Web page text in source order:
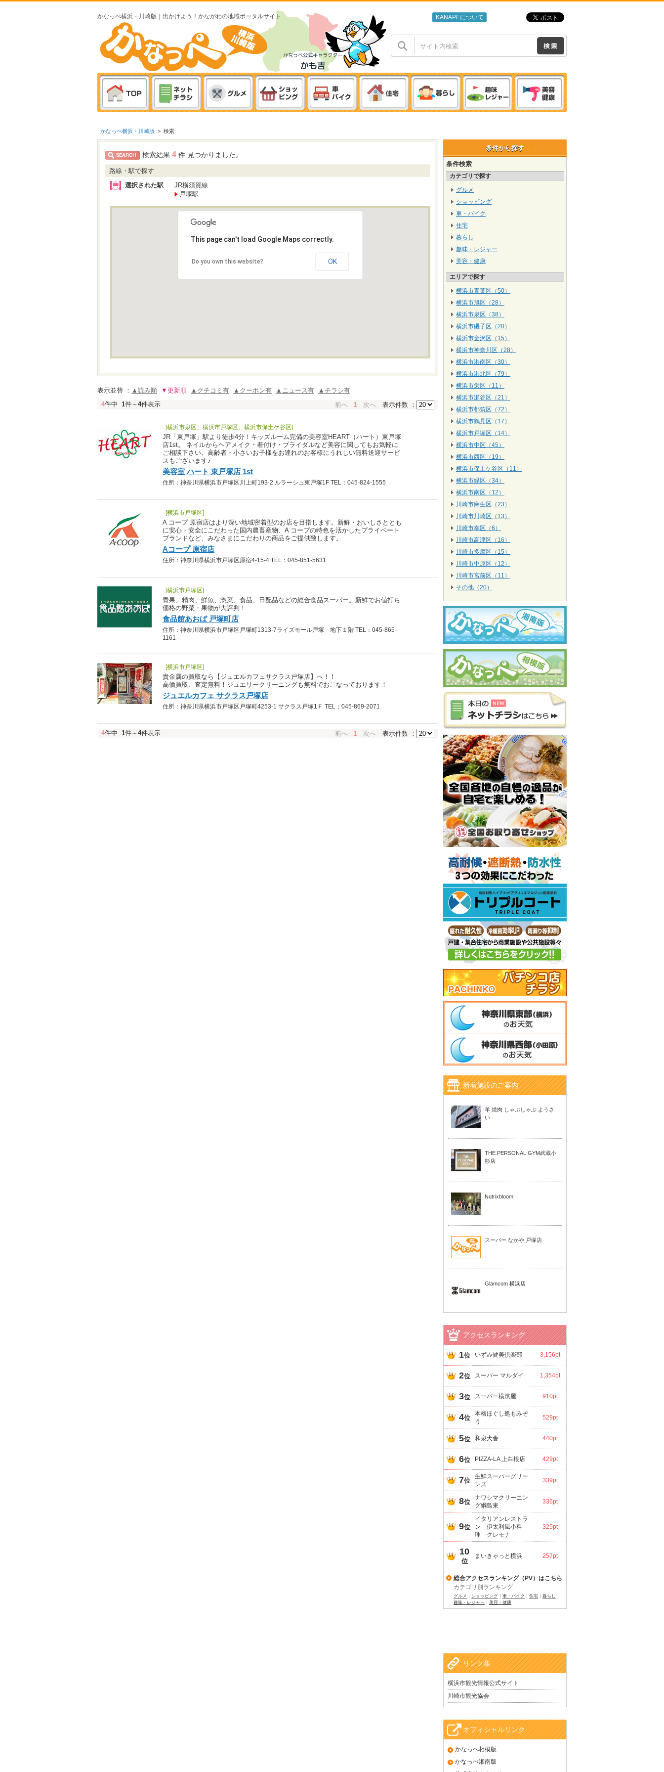
かなっぺ横浜・川崎版｜出かけよう！かながわの地域ポータルサイト KANAPEについて
かなっぺ横浜・川崎版 > 検索
条件から探す
条件検索
カテゴリで探す
グルメ
ショッピング
車・バイク
住宅
暮らし
趣味・レジャー
美容・健康
エリアで探す
横浜市青葉区（50）
横浜市旭区（28）
横浜市泉区（38）
横浜市磯子区（20）
横浜市金沢区（15）
横浜市神奈川区（28）
横浜市港南区（30）
横浜市港北区（79）
横浜市栄区（11）
横浜市瀬谷区（21）
横浜市都筑区（72）
横浜市鶴見区（17）
横浜市戸塚区（14）
横浜市中区（45）
横浜市西区（19）
横浜市保土ケ谷区（11）
横浜市緑区（34）
横浜市南区（12）
川崎市麻生区（23）
川崎市川崎区（13）
川崎市幸区（6）
川崎市高津区（16）
川崎市多摩区（15）
川崎市中原区（12）
川崎市宮前区（11）
その他（20）
新着施設のご案内
羊 焼肉 しゃぶしゃぶ ようさ
い
THE PERSONAL GYM武蔵小
杉店
Nutrixbloom
スーパー なかや 戸塚店
Glamcom 横浜店
アクセスランキング
1位 いずみ健美倶楽部 3,156pt
2位 スーパー マルダイ 1,354pt
3位 スーパー横濱屋 910pt
4位
本格ほぐし処もみぞ
う
529pt
5位 和泉犬舎 440pt
6位 PIZZA-LA 上白根店 429pt
7位
生鮮スーパーグリー
ンズ
339pt
8位
ナワシマクリーニン
グ綱島東
336pt
9位
イタリアンレストラ
ン 伊太利風小料
理 クレモナ
325pt
10
位
まいきゃっと横浜 257pt
総合アクセスランキング（PV）はこちら
カテゴリ別ランキング
グルメ ショッピング 車・バイク 住宅 暮らし
趣味・レジャー
美容・健康
リンク集
横浜市観光情報公式サイト
川崎市観光協会
オフィシャルリンク
かなっぺ相模版
かなっぺ湘南版
検索結果 4 件 見つかりました。
路線・駅で探す
選択された駅
JR横須賀線
戸塚駅
This page can't load Google Maps correctly.
Do you own this website? OK
表示並替 ： ▲読み順 ▼更新順 ▲クチコミ有 ▲クーポン有 ▲ニュース有
▲チラシ有
4件中 1件～ 4件表示 前へ 1 次へ 表示件数 ：
[横浜市泉区、横浜市戸塚区、横浜市保土ケ谷区]
JR「東戸塚」駅より徒歩4分！キッズルーム完備の美容室HEART（ハート）東戸塚
店1st。 ネイルからヘアメイク・着付け・ブライダルなど美容に関してもお気軽に
ご相談下さい。高齢者・小さいお子様をお連れのお客様にうれしい無料送迎サービ
スもございます♪
美容室 ハート 東戸塚店 1st
住所：神奈川県横浜市戸塚区川上町193-2 ルラーシュ東戸塚1F TEL：045-824-1555
[横浜市戸塚区]
A コープ 原宿店はより深い地域密着型のお店を目指します。新鮮・おいしさととも
に安心・安全にこだわった国内農畜産物、A コープの特色を活かしたプライベート
ブランドなど、みなさまにこだわりの商品をご提供致します。
Aコープ 原宿店
住所：神奈川県横浜市戸塚区原宿4-15-4 TEL：045-851-5631
[横浜市戸塚区]
青果、精肉、鮮魚、惣菜、食品、日配品などの総合食品スーパー。新鮮でお値打ち
価格の野菜・果物が大評判！
食品館あおば 戸塚町店
住所：神奈川県横浜市戸塚区戸塚町1313-7ライズモール戸塚 地下１階 TEL：045-865-
1161
[横浜市戸塚区]
貴金属の買取なら【ジュエルカフェサクラス戸塚店】へ！！
高価買取、査定無料！ジュエリークリーニングも無料でおこなっております！
ジュエルカフェ サクラス戸塚店
住所：神奈川県横浜市戸塚区戸塚町4253-1 サクラス戸塚1Ｆ TEL：045-869-2071
4件中 1件～ 4件表示 前へ 1 次へ 表示件数 ：